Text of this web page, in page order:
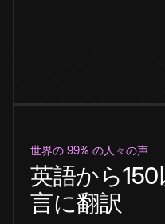
世界の 99% の人々の声
英語から
言に翻訳